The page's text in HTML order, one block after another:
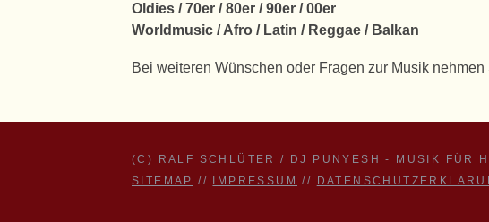
Oldies / 70er / 80er / 90er / 00er
Worldmusic / Afro / Latin / Reggae / Balkan
Bei weiteren Wünschen oder Fragen zur Musik nehmen
(C) RALF SCHLÜTER / DJ PUNYESH - MUSIK FÜR
SITEMAP // IMPRESSUM //